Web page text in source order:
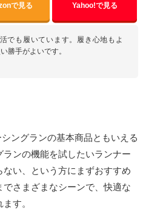
で見る Yahoo!で見る
でも履いています。履き心地もよ
勝手がよいです。
ングランの基本商品ともいえる
ンの機能を試したいランナー
い、という方にまずおすすめ
さまざまなシーンで、快適な
す。